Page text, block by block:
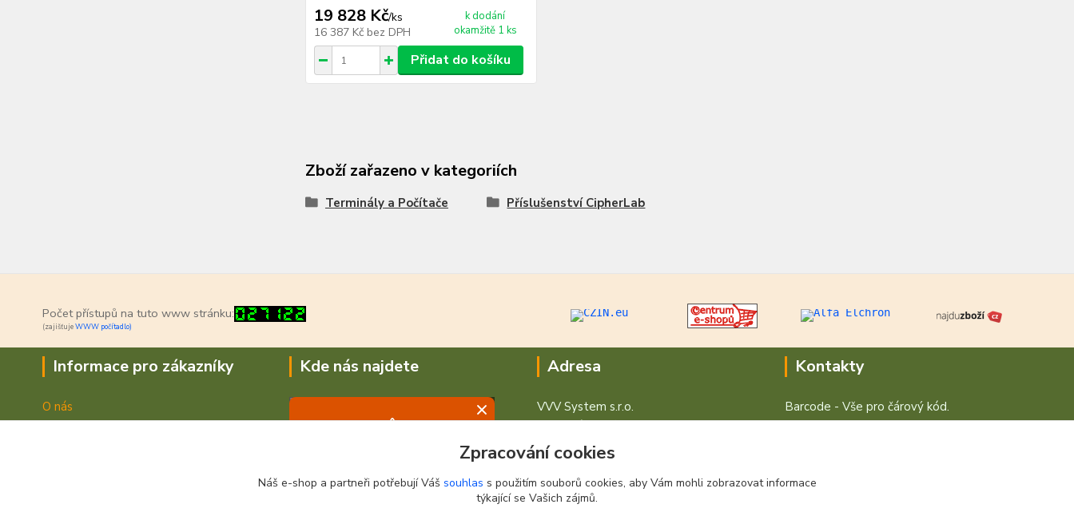
19 828 Kč/ks
16 387 Kč bez DPH
k dodání
okamžitě 1 ks
Přidat do košíku
Zboží zařazeno v kategoriích
Terminály a Počítače Příslušenství CipherLab
Počet přístupů na tuto www stránku:
(zajišťujeWWW počítadlo)
Informace pro zákazníky
O nás
Jak nakupovat
Kde nás najdete Adresa
VVV System s.r.o.
V Podhájí 776/ 30
400 01 Ústí nad Labem
Kontakty
Barcode - Vše pro čárový kód.
Zpracování cookies
Náš e-shop a partneři potřebují Váš souhlas s použitím souborů cookies, aby Vám mohli zobrazovat informace
týkající se Vašich zájmů.